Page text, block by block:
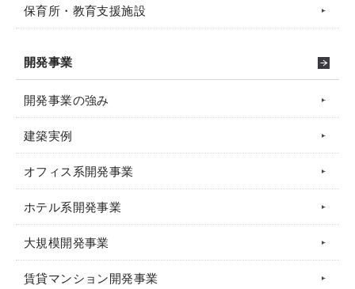
保育所・教育支援施設
開発事業
開発事業の強み
建築実例
オフィス系開発事業
ホテル系開発事業
大規模開発事業
賃貸マンション開発事業